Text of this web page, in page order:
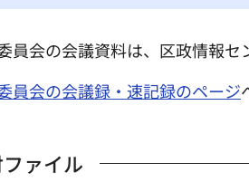
員会の会議資料は、区政情報セ
員会の会議録・速記録のページ
ァイル